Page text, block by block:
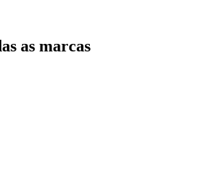
as marcas